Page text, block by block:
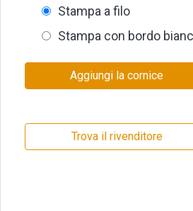
Stampa a filo
Stampa con bordo
Aggiungi la cornice
Trova il rivenditore